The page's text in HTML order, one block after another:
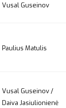
Vusal Guseinov
Paulius Matulis
Vusal Guseinov /
Daiva Jasiulionienė